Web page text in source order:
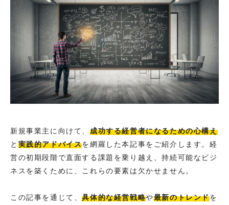
新規事業主に向けて、 成功する経営者になるための心構え
と 実践的アドバイスを網羅した本記事をご紹介します。経
営の初期段階で直面する課題を乗り越え、持続可能なビジ
ネスを築くために、これらの要素は欠かせません。
この記事を通じて、具体的な経営戦略や最新のトレンドを